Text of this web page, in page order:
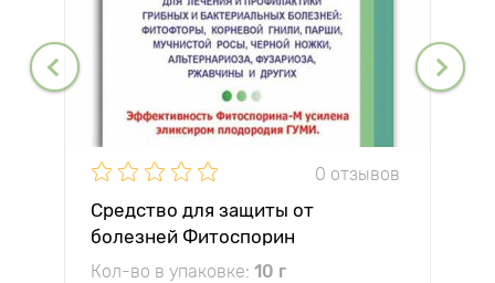
0 отзывов
Средство для защиты от
болезней Фитоспорин
Кол-во в упаковке: 10 г